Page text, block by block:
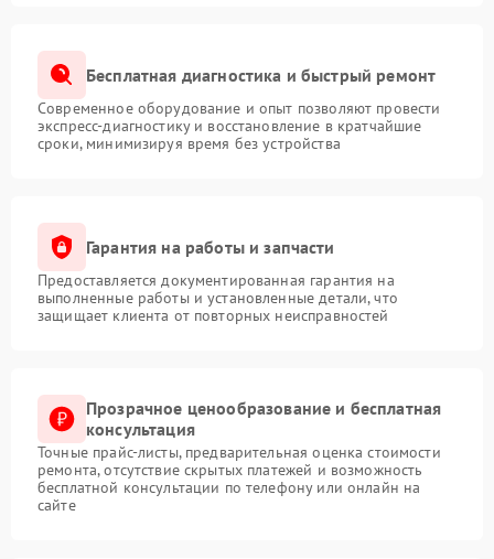
Бесплатная диагностика и быстрый ремонт
Современное оборудование и опыт позволяют провести
экспресс-диагностику и восстановление в кратчайшие
сроки, минимизируя время без устройства
Гарантия на работы и запчасти
Предоставляется документированная гарантия на
выполненные работы и установленные детали, что
защищает клиента от повторных неисправностей
Прозрачное ценообразование и бесплатная
консультация
Точные прайс-листы, предварительная оценка стоимости
ремонта, отсутствие скрытых платежей и возможность
бесплатной консультации по телефону или онлайн на
сайте